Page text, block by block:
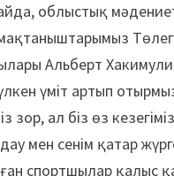
облыстық
Альберт
үлкен үміт артып
зор, ал біз өз
мен сенім қатар
спортшылар қалыс